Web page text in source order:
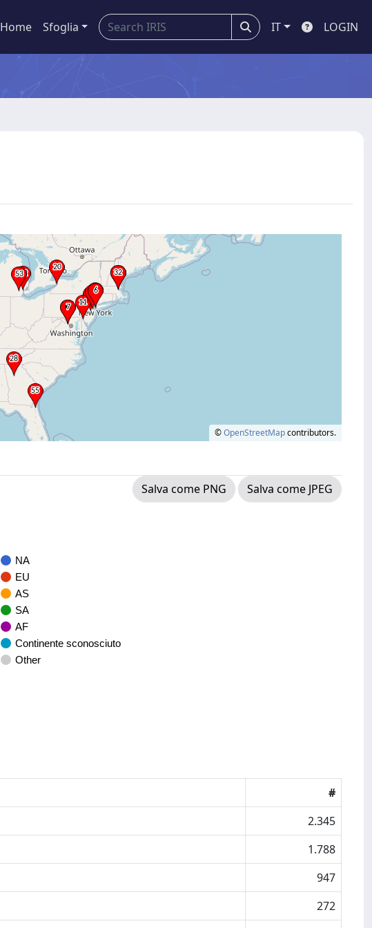
Home Sfoglia IT LOGIN
©OpenStreetMapcontributors.
Salva come PNG
Salva come JPEG
NA
EU
AS
SA
AF
Continente sconosciuto
Other
#
2.345
1.788
947
272